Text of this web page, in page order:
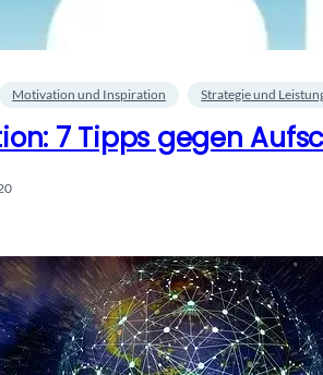
Motivation und Inspiration Strategie und
7 Tipps gegen